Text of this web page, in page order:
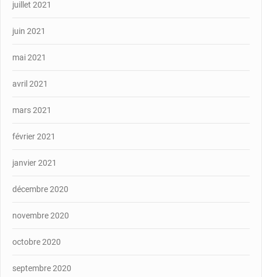
juillet 2021
juin 2021
mai 2021
avril 2021
mars 2021
février 2021
janvier 2021
décembre 2020
novembre 2020
octobre 2020
septembre 2020